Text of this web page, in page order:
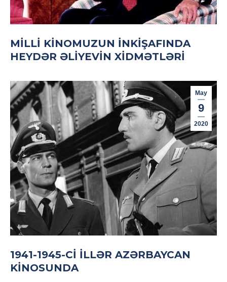
MILLI KINOMUZUN INKIŞAFINDA
HEYDƏR ƏLIYEVIN XIDMƏTLƏRI
May
9
2020
1941-1945-CI ILLƏR AZƏRBAYCAN
KINOSUNDA